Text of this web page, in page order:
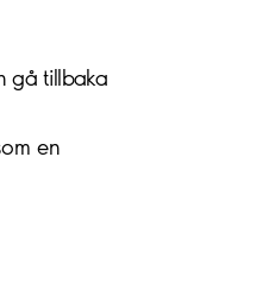
gå tillbaka
en